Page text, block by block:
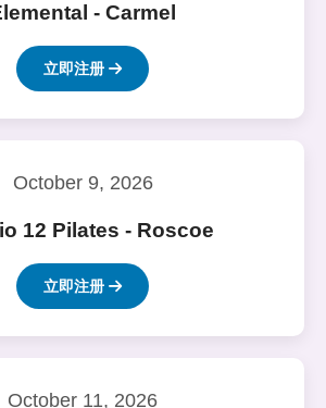
- Carmel
立即注册
October 9, 2026
12 Pilates - Roscoe
立即注册
October 11, 2026